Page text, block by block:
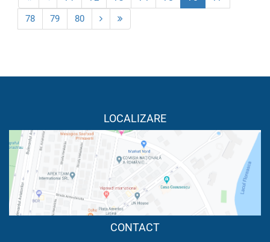
78
79 80
LOCALIZARE
CONTACT